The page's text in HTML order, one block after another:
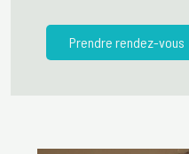
Prendre rendez-vous